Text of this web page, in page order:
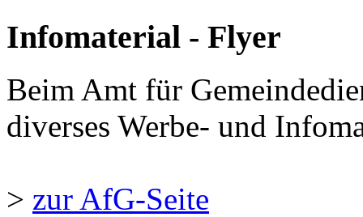
Infomaterial - Flyer
Beim Amt für
diverses Werbe- und
> zur AfG-Seite